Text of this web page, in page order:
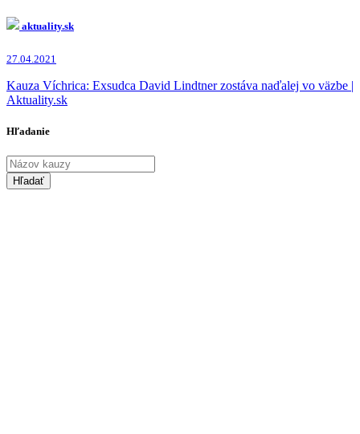
aktuality.sk
27.04.2021
Kauza Víchrica: Exsudca David Lindtner zostáva naďalej vo väzbe |
Aktuality.sk
Hľadanie